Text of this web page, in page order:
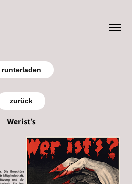
runterladen
zurück